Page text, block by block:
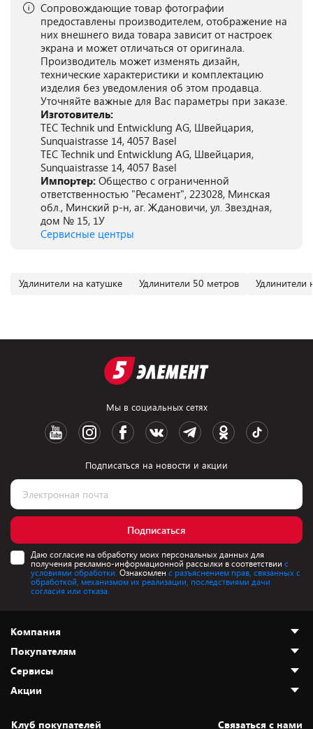
Сопровождающие товар фотографии
предоставлены производителем, отображение на
них внешнего вида товара зависит от настроек
экрана и может отличаться от оригинала.
Производитель может изменять дизайн,
технические характеристики и комплектацию
изделия без уведомления об этом продавца.
Уточняйте важные для Вас параметры при заказе.
Изготовитель:
TEC Technik und Entwicklung AG, Швейцария,
Sunquaistrasse 14, 4057 Basel
TEC Technik und Entwicklung AG, Швейцария,
Sunquaistrasse 14, 4057 Basel
Импортер: Общество с ограниченной
ответственностью "Ресамент", 223028, Минская
обл., Минский р-н, аг. Ждановичи, ул. Звездная,
дом № 15, 1У
Сервисные центры
Удлинители на катушке Удлинители 50 метров Удлинители
Мы в социальных сетях
Подписаться на новости и акции
Подписаться
Даю согласие на обработку моих персональных данных для
получения рекламно-информационной рассылки в соответствии с
условиями обработки. Ознакомлен с разъяснением прав, связанных с
обработкой, механизмом их реализации, последствиями дачи
согласия или отказа.
Компания
О нас
Адреса магазинов
Новости
Статьи и обзоры
Покупателям
Как сделать заказ
Оплата и доставка
Безналичный расчёт
Сервисы
Установка техники
Акции
Скидки и промокоды
Клуб покупателей
Cвязаться с нами